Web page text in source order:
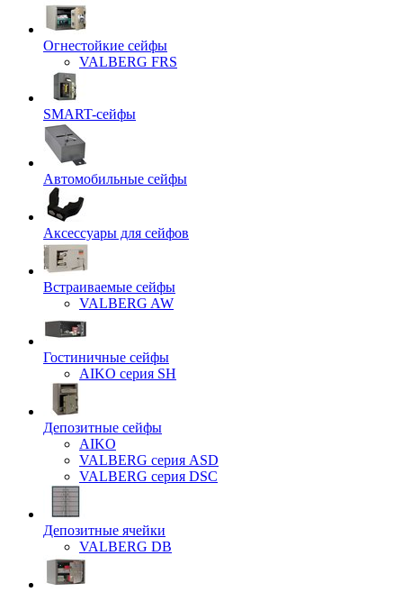
Огнестойкие сейфы
VALBERG FRS
SMART-сейфы
Автомобильные сейфы
Аксессуары для сейфов
Встраиваемые сейфы
VALBERG AW
Гостиничные сейфы
AIKO серия SH
Депозитные сейфы
AIKO
VALBERG серия ASD
VALBERG серия DSC
Депозитные ячейки
VALBERG DB